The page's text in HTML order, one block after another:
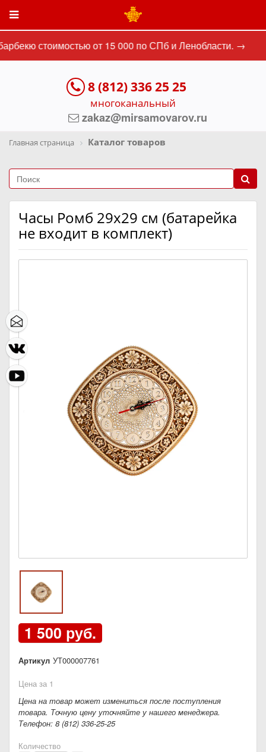
стоимостью от 15 000 по СПб и Ленобласти. →
8 (812) 336 25 25
многоканальный
zakaz@mirsamovarov.ru
Главная страница Каталог товаров
Часы Ромб 29х29 см (батарейка
не входит в комплект)
1 500 руб.
Артикул УТ000007761
Цена за 1
Цена на товар может измениться после поступления
товара. Точную цену уточняйте у нашего менеджера.
Телефон: 8 (812) 336-25-25
Количество